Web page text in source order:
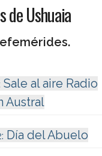
de Ushuaia
Sale al aire Radio
Austral
Día del Abuelo